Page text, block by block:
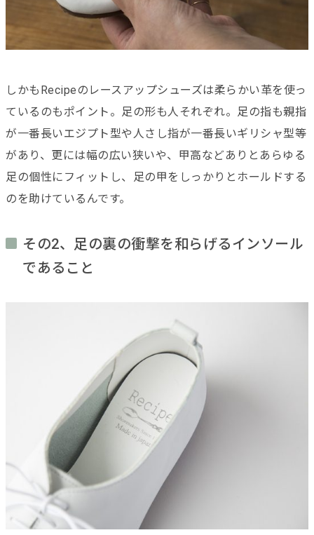
しかもRecipeのレースアップシューズは柔らかい革を使っ
ているのもポイント。足の形も人それぞれ。足の指も親指
が一番長いエジプト型や人さし指が一番長いギリシャ型等
があり、更には幅の広い狭いや、甲高などありとあらゆる
足の個性にフィットし、足の甲をしっかりとホールドする
のを助けているんです。
その2、足の裏の衝撃を和らげるインソール
であること